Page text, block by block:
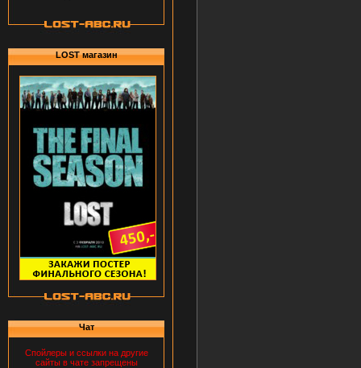
LOST магазин
Чат
Спойлеры и ссылки на другие
сайты в чате запрещены